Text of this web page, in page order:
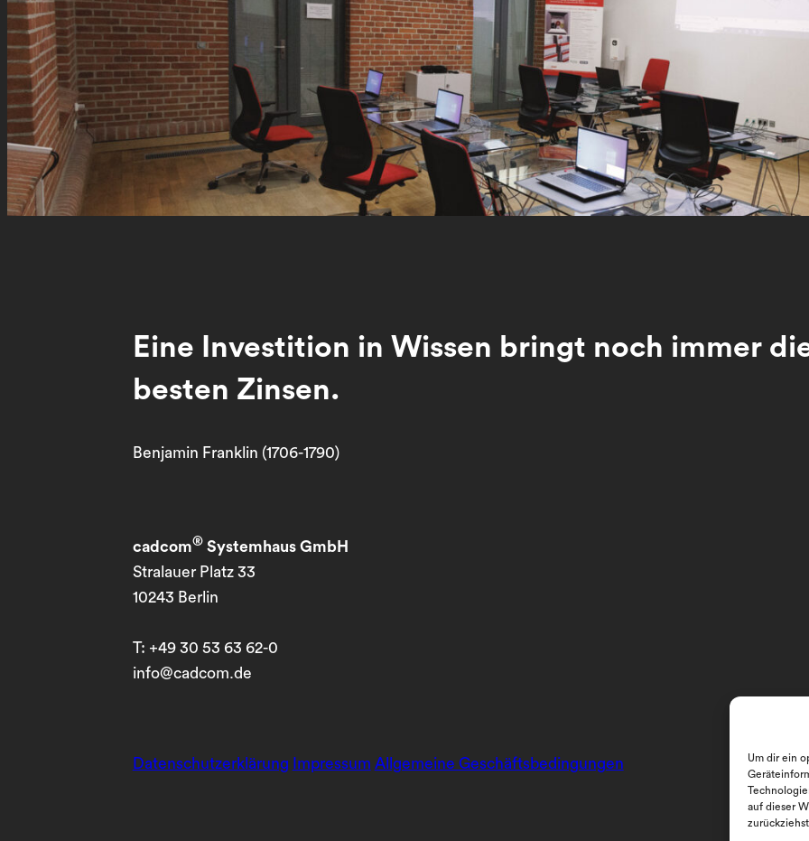
Um dir ein
auf dieser
Eine Investition in Wissen bringt noch immer
besten Zinsen.
Benjamin Franklin (1706-1790)
cadcom®Systemhaus GmbH
Stralauer Platz 33
10243 Berlin
T: +49 30 53 63 62-0
info@cadcom.de
Datenschutzerklärung Impressum Allgemeine Geschäftsbedingungen